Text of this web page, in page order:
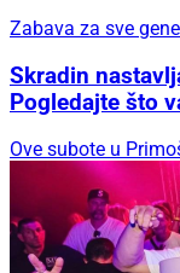
Zabava za sve
Skradin
Pogledajte što
Ove subote u